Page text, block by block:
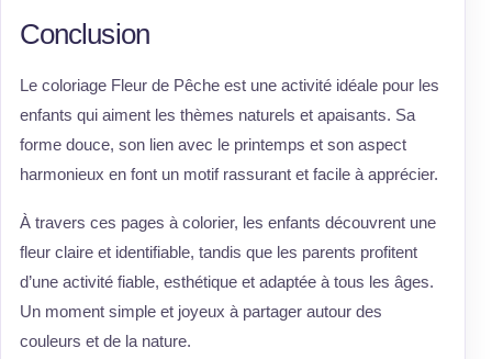
Conclusion
Le coloriage Fleur de Pêche est une activité idéale pour les
enfants qui aiment les thèmes naturels et apaisants. Sa
forme douce, son lien avec le printemps et son aspect
harmonieux en font un motif rassurant et facile à apprécier.
À travers ces pages à colorier, les enfants découvrent une
fleur claire et identifiable, tandis que les parents profitent
d’une activité fiable, esthétique et adaptée à tous les âges.
Un moment simple et joyeux à partager autour des
couleurs et de la nature.